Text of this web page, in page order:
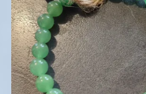
Packs
Carte Cadeau
Qui suis-je ?
Avis clients